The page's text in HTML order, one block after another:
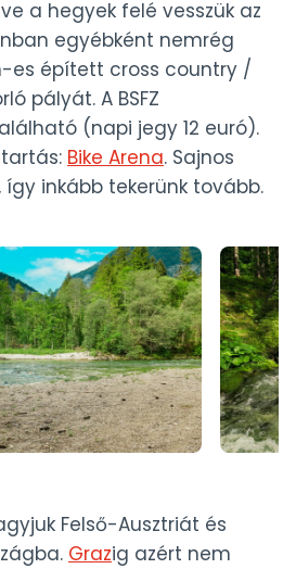
a hegyek felé vesszük az
egyébként nemrég
es épített cross country /
pályát. A BSFZ
(napi jegy 12 euró).
Bike Arena. Sajnos
így inkább tekerünk tovább.
Felső-Ausztriát és
Grazig azért nem